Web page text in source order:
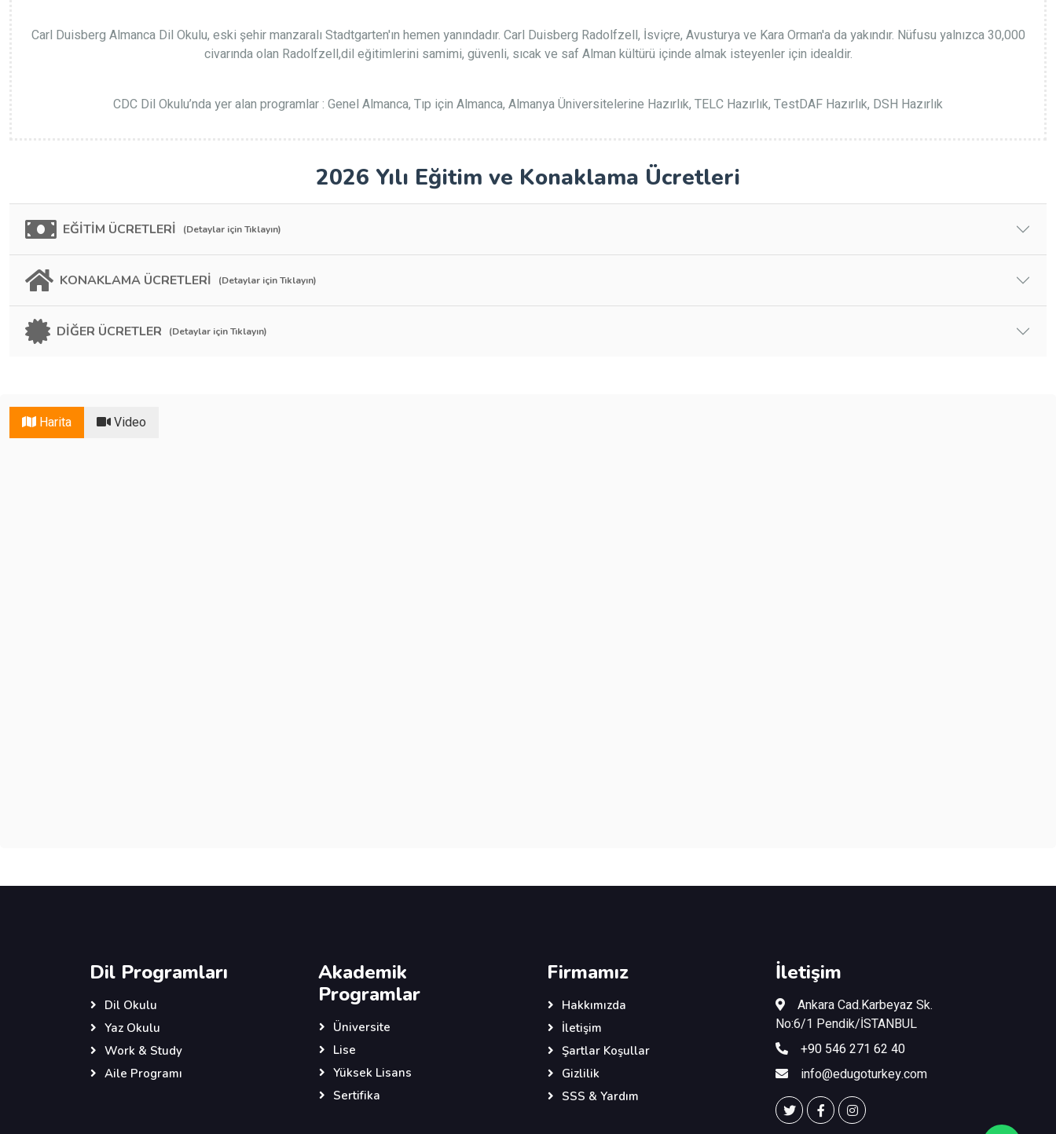
Carl Duisberg Almanca Dil Okulu, eski şehir manzaralı Stadtgarten'ın hemen yanındadır. Carl Duisberg Radolfzell, İsviçre, Avusturya ve Kara Orman'a da yakındır. Nüfusu yalnızca 30,000
civarında olan Radolfzell,dil eğitimlerini samimi, güvenli, sıcak ve saf Alman kültürü içinde almak isteyenler için idealdir.
CDC Dil Okulu’nda yer alan programlar : Genel Almanca, Tıp için Almanca, Almanya Üniversitelerine Hazırlık, TELC Hazırlık, TestDAF Hazırlık, DSH Hazırlık
2026 Yılı Eğitim ve Konaklama Ücretleri
EĞİTİM ÜCRETLERİ (Detaylar için Tıklayın)
KONAKLAMA ÜCRETLERİ (Detaylar için Tıklayın)
DİĞER ÜCRETLER (Detaylar için Tıklayın)
Harita Video
Dil Programları
Dil Okulu
Yaz Okulu
Work & Study
Aile Programı
Akademik
Programlar
Üniversite
Lise
Yüksek Lisans
Sertifika
Firmamız
Hakkımızda
İletişim
Şartlar Koşullar
Gizlilik
SSS & Yardım
İletişim
Ankara Cad.Karbeyaz Sk.
No:6/1 Pendik/İSTANBUL
+90 546 271 62 40
info@edugoturkey.com